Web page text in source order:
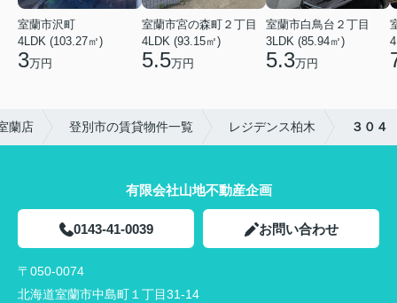
室蘭市沢町
4LDK (103.27㎡)
3万円
室蘭市宮の森町２丁目
4LDK (93.15㎡)
5.5万円
室蘭市白鳥台２丁目
3LDK (85.94㎡)
5.3万円
蘭店 登別市の賃貸物件一覧 レジデンス柏木 ３０４
有限会社山地不動産企画
0143-41-0039 お問い合わせ
〒050-0074
北海道室蘭市中島町１丁目31-14